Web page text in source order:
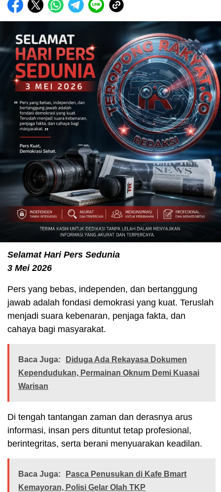
Selamat Hari Pers Sedunia
3 Mei 2026
Pers yang bebas, independen, dan bertanggung
jawab adalah fondasi demokrasi yang kuat. Teruslah
menjadi suara kebenaran, penjaga fakta, dan
cahaya bagi masyarakat.
Baca Juga:
Diduga Ada Rekayasa Dokumen
Kependudukan, Permainan Oknum Demi Kuasai
Warisan
Di tengah tantangan zaman dan derasnya arus
informasi, insan pers dituntut tetap profesional,
berintegritas, serta berani menyuarakan keadilan.
Baca Juga:
Pasca Penusukan di Kafe Bmart
Kemayoran, Polisi Gelar Olah TKP